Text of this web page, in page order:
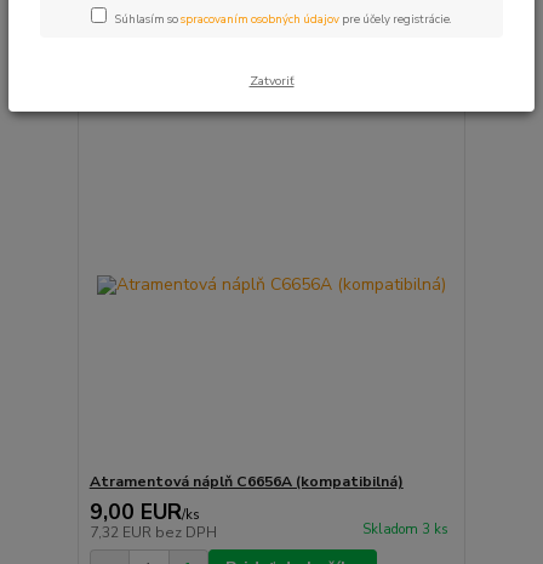
Zobrazujem 1-2 z 2
Atramentová náplň C6656A (kompatibilná)
9,00 EUR/ks
7,32 EUR bez DPH Skladom 3 ks
Súhlasím sospracovaním osobných údajov pre účely registrácie.
Zatvoriť